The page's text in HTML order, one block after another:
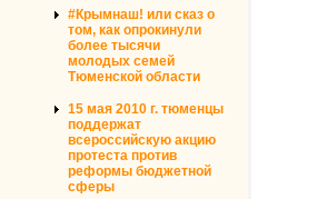
#Крымнаш! или сказ о
том, как опрокинули
более тысячи
молодых семей
Тюменской области
15 мая 2010 г. тюменцы
поддержат
всероссийскую акцию
протеста против
реформы бюджетной
сферы